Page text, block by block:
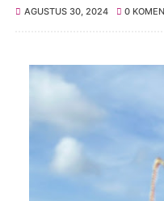
AGUSTUS 30, 2024 0